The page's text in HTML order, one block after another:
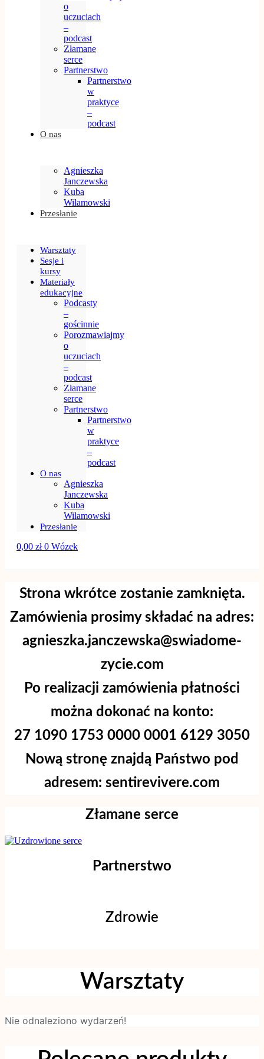
o
uczuciach
–
podcast
Złamane
serce
Partnerstwo
Partnerstwo
w
praktyce
–
podcast
O nas
Agnieszka
Janczewska
Kuba
Wilamowski
Przesłanie
Warsztaty
Sesje i
kursy
Materiały
edukacyjne
Podcasty
–
gościnnie
Porozmawiajmy
o
uczuciach
–
podcast
Złamane
serce
Partnerstwo
Partnerstwo
w
praktyce
–
podcast
O nas
Agnieszka
Janczewska
Kuba
Wilamowski
Przesłanie
0,00 zł 0 Wózek
Strona wkrótce zostanie zamknięta.
Zamówienia prosimy składać na adres:
agnieszka.janczewska@swiadome-
zycie.com
Po realizacji zamówienia płatności
można dokonać na konto:
27 1090 1753 0000 0001 6129 3050
Nową stronę znajdą Państwo pod
adresem: sentirevivere.com
Złamane serce
Partnerstwo
Zdrowie
Warsztaty
Nie odnaleziono wydarzeń!